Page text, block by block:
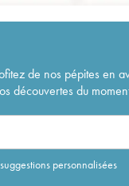
de nos pépites en
découvertes du
personnalisées